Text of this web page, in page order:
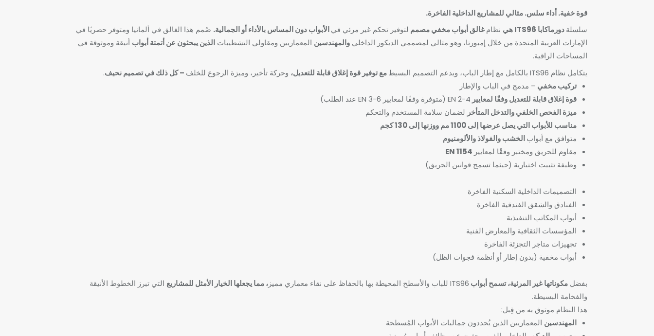
قوة خفية. أداء سلس. مثالي للمشاريع الداخلية الفاخرة.
سلسلةدورماكابا ITS96 هي نظامغالق أبواب مخفي مصمم لتوفير تحكم غير مرئي فيالأبواب دون المساس بالأداء أو الجمالية. صُمم هذا الغالق في ألمانيا ومتوفر حصريًا في
الإمارات العربية المتحدة من خلال إمبورتا، وهو مثالي لمصممي الديكور الداخلي والمهندسين المعماريين ومقاولي التشطيبات الذين يبحثون عن أتمتة أبواب أنيقة وموثوقة في
المساحات الراقية.
يتكامل نظام ITS96 بالكامل مع إطار الباب، ويدعم التصميم البسيط
مع توفير قوة إغلاق قابلة للتعديل، وحركة تأخير، وميزة الرجوع للخلف – كل ذلك في تصميم نحيف.
تركيب مخفي – مدمج في الباب والإطار
قوة إغلاق قابلة للتعديل وفقًا لمعايير EN 2-4 (متوفرة وفقًا لمعايير EN 3-6 عند الطلب)
ميزة الفحص الخلفي والتدخل المتأخر لضمان سلامة المستخدم والتحكم
مناسب للأبواب التي يصل عرضها إلى 1100 مم ووزنها إلى 130 كجم
متوافق مع أبوابالخشب والفولاذ والألومنيوم
مقاوم للحريق ومختبر وفقًا لمعايير
وظيفة تثبيت اختيارية (حيثما تسمح قوانين الحريق)
التصميمات الداخلية السكنية الفاخرة
الفنادق والشقق الفندقية الفاخرة
أبواب المكاتب التنفيذية
المؤسسات الثقافية والمعارض الفنية
تجهيزات متاجر التجزئة الفاخرة
أبواب مخفية (بدون إطار أو أنظمة فجوات الظل)
بفضل مكوناتها غير المرئية، تسمح أبواب ITS96 للباب والأسطح المحيطة بها بالحفاظ على نقاء معماري مميز ، مما يجعلها الخيار الأمثل للمشاريع التي تبرز الخطوط الأنيقة
والفخامة البسيطة.
هذا النظام موثوق به من قِبل:
المهندسين المعماريين الذين يُحددون جماليات الأبواب المُسطحة